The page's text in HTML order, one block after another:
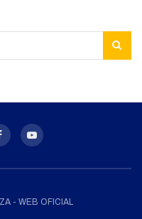
- WEB OFICIAL